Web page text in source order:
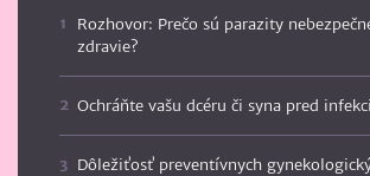
Rozhovor: Prečo sú parazity
zdravie?
Ochráňte vašu dcéru či syna pred
Dôležiťosť preventívnych